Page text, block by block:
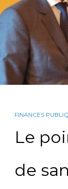
FINANCES
Le
de